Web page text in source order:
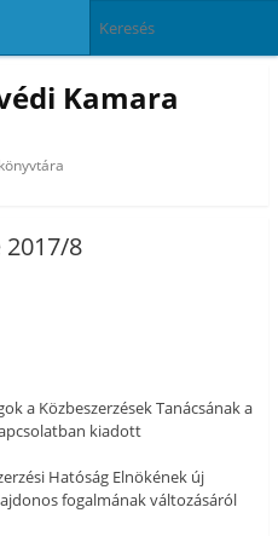
Kamara
2017/8
a Közbeszerzések Tanácsának a
kiadott
Hatóság Elnökének új
fogalmának változásáról